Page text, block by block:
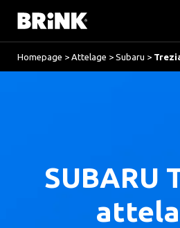
Homepage > Attelage > Subaru >
SUBARU